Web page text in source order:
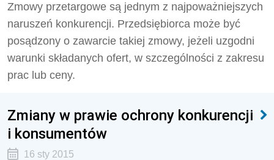
Zmowy przetargowe są jednym z najpoważniejszych
naruszeń konkurencji. Przedsiębiorca może być
posądzony o zawarcie takiej zmowy, jeżeli uzgodni
warunki składanych ofert, w szczególności z zakresu
prac lub ceny.
Zmiany w prawie ochrony konkurencji
i konsumentów
16 sty 2015